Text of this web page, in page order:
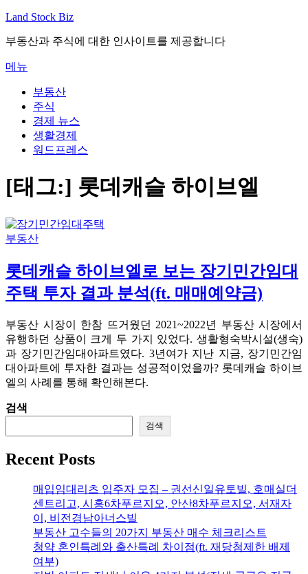
내
으
로
바
Land Stock Biz
부동산과 주식에 대한 인사이트를 제공합니다
메뉴
부동산
주식
경제 뉴스
생활경제
워드프레스
[태그:] 롯데캐슬 하이브엘
부동산
롯데캐슬 하이브엘로 보는 장기민간임대
주택 투자 결과 분석(ft. 매매예약금)
부동산 시장이 한참 뜨거웠던 2021~2022년 부동산 시장에서
유행하던 상품이 크게 두 가지 있었다. 생활형숙박시설(생숙)
과 장기민간임대아파트였다. 3년여가 지난 지금, 장기민간임
대아파트에 투자한 결과는 성공적이었을까? 롯데캐슬 하이브
엘의 사례를 통해 확인해본다.
검색
검색
Recent Posts
매입임대리츠 입주자 모집 – 권선신일유토빌, 호매실더
센트리고, 시흥6차푸르지오, 안산8차푸르지오, 서재자
이, 비전경남아너스빌
부동산 고수들의 20가지 부동산 매수 체크리스트
청약 혼인특례와 출산특례 차이점(ft. 재당첨제한 배제
여부)